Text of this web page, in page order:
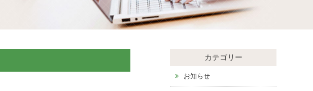
カテゴリー
お知らせ